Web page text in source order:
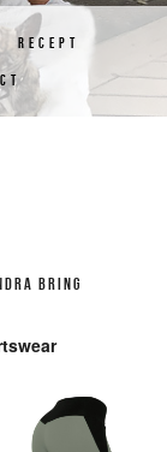
RECEPT
Bring